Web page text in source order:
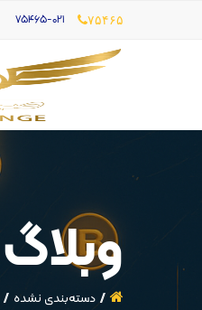
۷۵۴۶۵
وبلاگ
دسته‌بندی نشده